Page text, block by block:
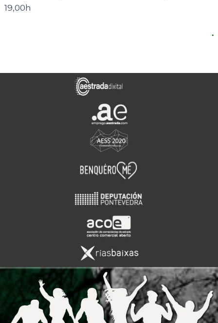
19,00h
.